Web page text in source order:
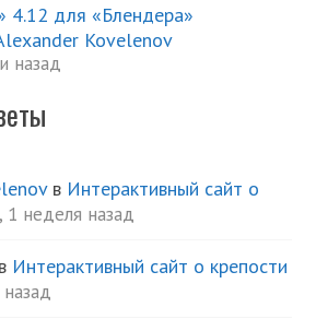
4.12 для «Блендера»
Kovelenov
назад
в Интерактивный сайт о
1 неделя назад
Интерактивный сайт о крепости